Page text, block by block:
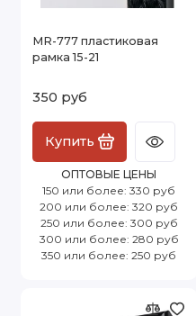
MR-777 пластиковая
рамка 15-21
350 руб
Купить
ОПТОВЫЕ ЦЕНЫ
150 или более: 330 руб
200 или более: 320 руб
250 или более: 300 руб
300 или более: 280 руб
350 или более: 250 руб